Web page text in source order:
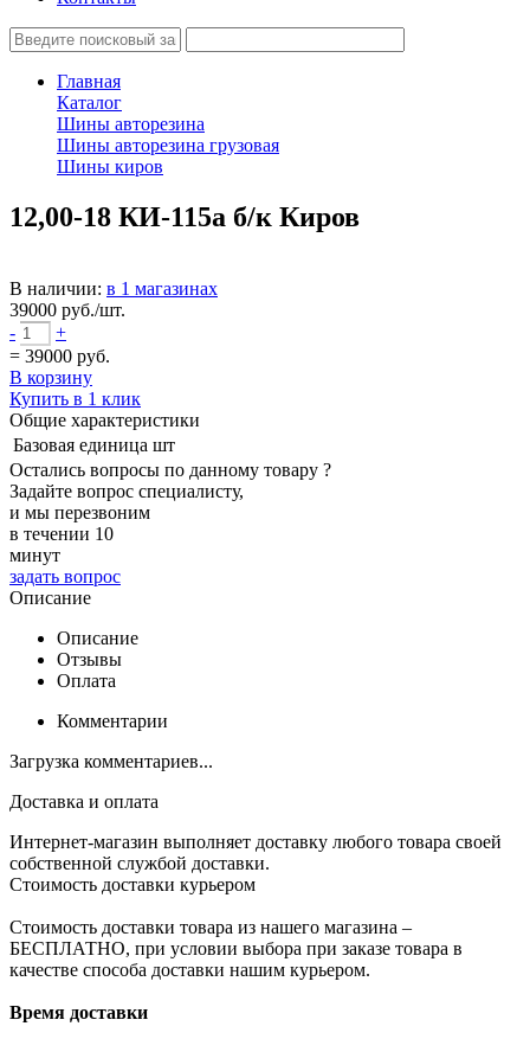
Главная
Каталог
Шины авторезина
Шины авторезина грузовая
Шины киров
12,00-18 КИ-115а б/к Киров
В наличии: в 1 магазинах
39000 руб./шт.
-
+
= 39000 руб.
В корзину
Купить в 1 клик
Общие характеристики
Базовая единица шт
Остались вопросы по данному товару ?
Задайте вопрос специалисту,
и мы перезвоним
в течении 10
минут
задать вопрос
Описание
Описание
Отзывы
Оплата
Комментарии
Загрузка комментариев...
Доставка и оплата
Интернет-магазин выполняет доставку любого товара своей
собственной службой доставки.
Стоимость доставки курьером
Стоимость доставки товара из нашего магазина –
БЕСПЛАТНО, при условии выбора при заказе товара в
качестве способа доставки нашим курьером.
Время доставки